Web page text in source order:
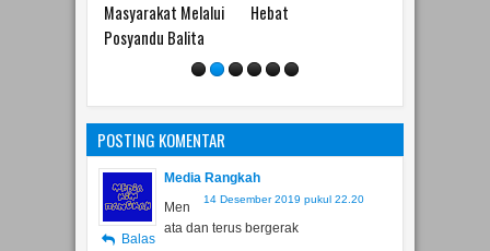
Hebat
program PEMKOT
Media Rangkah
14 Desember 2019 pukul 22.20
Men
ata dan terus bergerak
Balas
KIM GUNDIH SEJAHTERA